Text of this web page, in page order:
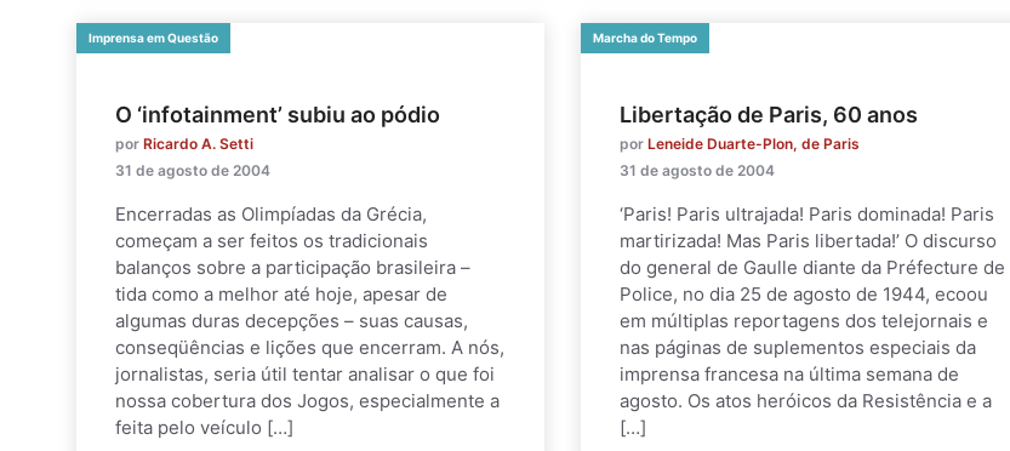
Imprensa em Questão
O ‘infotainment’ subiu ao pódio
por Ricardo A. Setti
31 de agosto de 2004
Encerradas as Olimpíadas da Grécia,
começam a ser feitos os tradicionais
balanços sobre a participação brasileira –
tida como a melhor até hoje, apesar de
algumas duras decepções – suas causas,
conseqüências e lições que encerram. A nós,
jornalistas, seria útil tentar analisar o que foi
nossa cobertura dos Jogos, especialmente a
feita pelo veículo […]
Marcha do Tempo
Libertação de Paris, 60 anos
por Leneide Duarte-Plon, de Paris
31 de agosto de 2004
‘Paris! Paris ultrajada! Paris dominada! Paris
martirizada! Mas Paris libertada!’ O discurso
do general de Gaulle diante da Préfecture de
Police, no dia 25 de agosto de 1944, ecoou
em múltiplas reportagens dos telejornais e
nas páginas de suplementos especiais da
imprensa francesa na última semana de
agosto. Os atos heróicos da Resistência e a
[…]